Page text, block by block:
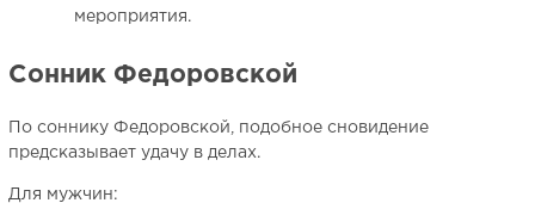
мероприятия.
Сонник Федоровской
По соннику Федоровской, подобное сновидение
предсказывает удачу в делах.
Для мужчин: